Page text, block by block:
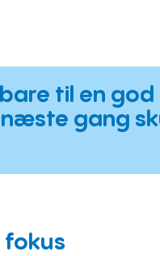
til en god
gang
fokus